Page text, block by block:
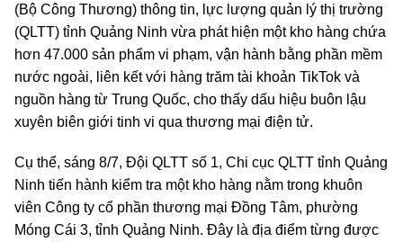
(Bộ Công Thương) thông tin, lực lượng quản lý thị trường
(QLTT) tỉnh Quảng Ninh vừa phát hiện một kho hàng chứa
hơn 47.000 sản phẩm vi phạm, vận hành bằng phần mềm
nước ngoài, liên kết với hàng trăm tài khoản TikTok và
nguồn hàng từ Trung Quốc, cho thấy dấu hiệu buôn lậu
xuyên biên giới tinh vi qua thương mại điện tử.
Cụ thể, sáng 8/7, Đội QLTT số 1, Chi cục QLTT tỉnh Quảng
Ninh tiến hành kiểm tra một kho hàng nằm trong khuôn
viên Công ty cổ phần thương mại Đồng Tâm, phường
Móng Cái 3, tỉnh Quảng Ninh. Đây là địa điểm từng được